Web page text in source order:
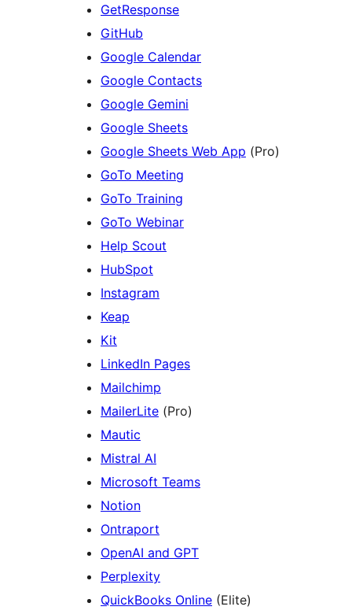
GetResponse
GitHub
Google Calendar
Google Contacts
Google Gemini
Google Sheets
Google Sheets Web App (Pro)
GoTo Meeting
GoTo Training
GoTo Webinar
Help Scout
HubSpot
Instagram
Keap
Kit
LinkedIn Pages
Mailchimp
MailerLite (Pro)
Mautic
Mistral AI
Microsoft Teams
Notion
Ontraport
OpenAI and GPT
Perplexity
QuickBooks Online (Elite)